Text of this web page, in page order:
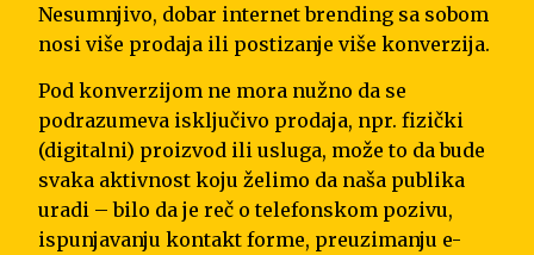
Nesumnjivo, dobar internet brending sa sobom
nosi više prodaja ili postizanje više konverzija.
Pod konverzijom ne mora nužno da se
podrazumeva isključivo prodaja, npr. fizički
(digitalni) proizvod ili usluga, može to da bude
svaka aktivnost koju želimo da naša publika
uradi – bilo da je reč o telefonskom pozivu,
ispunjavanju kontakt forme, preuzimanju e-